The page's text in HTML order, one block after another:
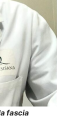
fascia